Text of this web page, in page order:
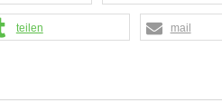
teilen mail